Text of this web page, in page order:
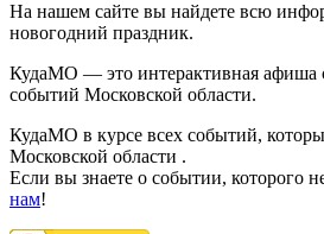
На нашем сайте вы найдете всю
новогодний праздник.
КудаМО — это интерактивная афиша
событий Московской области.
КудаМО в курсе всех событий,
Московской области .
Если вы знаете о событии, которого
нам!